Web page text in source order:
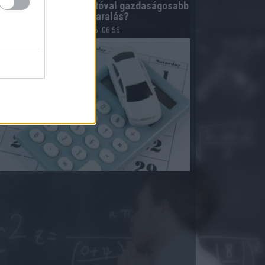
ki! Bérelt autóval gazdaságosabb
lehet a nyaralás?
2026.08.06. 06:55